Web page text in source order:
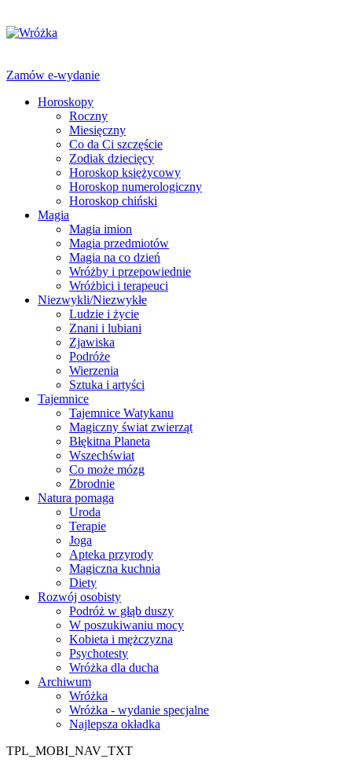
Zamów e-wydanie
Horoskopy
Roczny
Miesięczny
Co da Ci szczęście
Zodiak dziecięcy
Horoskop księżycowy
Horoskop numerologiczny
Horoskop chiński
Magia
Magia imion
Magia przedmiotów
Magia na co dzień
Wróżby i przepowiednie
Wróżbici i terapeuci
Niezwykli/Niezwykłe
Ludzie i życie
Znani i lubiani
Zjawiska
Podróże
Wierzenia
Sztuka i artyści
Tajemnice
Tajemnice Watykanu
Magiczny świat zwierząt
Błękitna Planeta
Wszechświat
Co może mózg
Zbrodnie
Natura pomaga
Uroda
Terapie
Joga
Apteka przyrody
Magiczna kuchnia
Diety
Rozwój osobisty
Podróż w głąb duszy
W poszukiwaniu mocy
Kobieta i mężczyzna
Psychotesty
Wróżka dla ducha
Archiwum
Wróżka
Wróżka - wydanie specjalne
Najlepsza okładka
TPL_MOBI_NAV_TXT